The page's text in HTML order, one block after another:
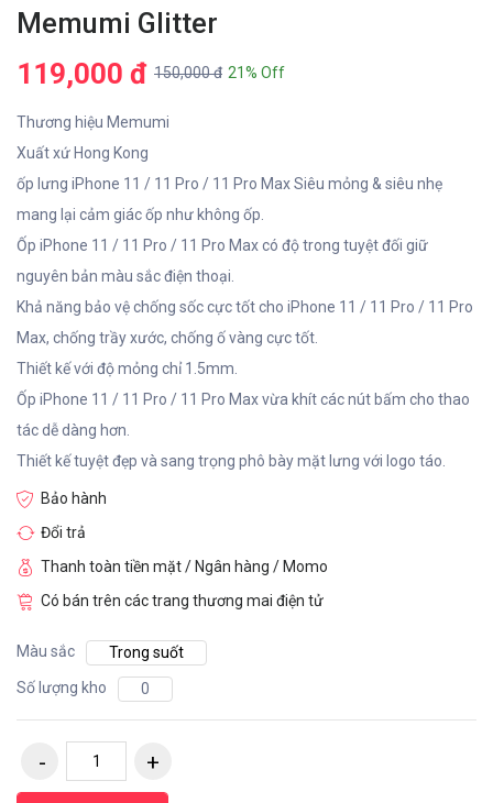
Memumi Glitter
119,000 đ 150,000 đ 21% Off
Thương hiệu Memumi
Xuất xứ Hong Kong
ốp lưng iPhone 11 / 11 Pro / 11 Pro Max Siêu mỏng & siêu nhẹ
mang lại cảm giác ốp như không ốp.
Ốp iPhone 11 / 11 Pro / 11 Pro Max có độ trong tuyệt đối giữ
nguyên bản màu sắc điện thoại.
Khả năng bảo vệ chống sốc cực tốt cho iPhone 11 / 11 Pro / 11 Pro
Max, chống trầy xước, chống ố vàng cực tốt.
Thiết kế với độ mỏng chỉ 1.5mm.
Ốp iPhone 11 / 11 Pro / 11 Pro Max vừa khít các nút bấm cho thao
tác dễ dàng hơn.
Thiết kế tuyệt đẹp và sang trọng phô bày mặt lưng với logo táo.
Bảo hành
Đổi trả
Thanh toàn tiền mặt / Ngân hàng / Momo
Có bán trên các trang thương mai điện tử
Màu sắc
Trong suốt
Số lượng kho
0